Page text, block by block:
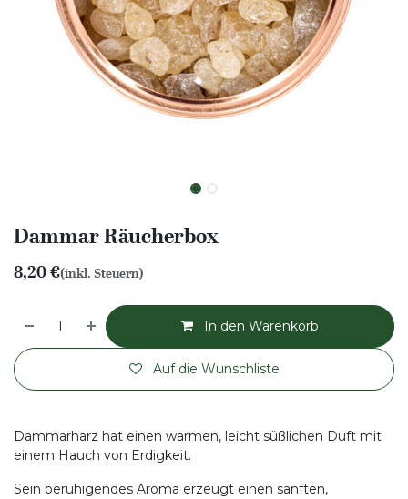
Dammar Räucherbox
8,20€(inkl. Steuern)
In den Warenkorb
Auf die Wunschliste
Dammarharz hat einen warmen, leicht süßlichen Duft mit
einem Hauch von Erdigkeit.
Sein beruhigendes Aroma erzeugt einen sanften,